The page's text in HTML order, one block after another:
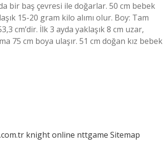
bir baş çevresi ile doğarlar. 50 cm bebek
15-20 gram kilo alımı olur. Boy: Tam
cm’dir. İlk 3 ayda yaklaşık 8 cm uzar,
75 cm boya ulaşır. 51 cm doğan kız bebek
knight online nttgame Sitemap